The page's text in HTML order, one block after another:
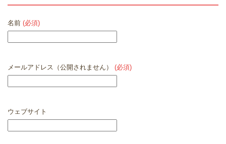
名前 (必須)
メールアドレス（公開されません） (必須)
ウェブサイト